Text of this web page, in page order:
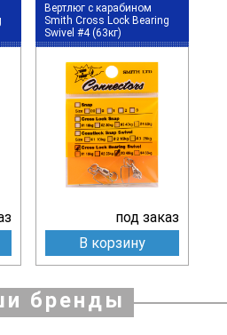
Вертлюг с карабином
Smith Cross Lock Bearing
Swivel #4 (63кг)
под заказ
В корзину
бренды